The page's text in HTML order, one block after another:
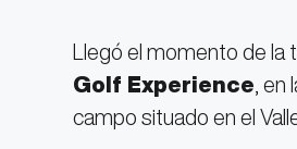
Llegó el momento de
Golf Experience ,
campo situado en el